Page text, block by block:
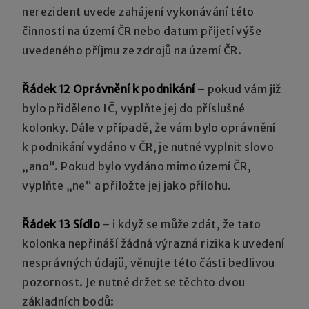
nerezident uvede zahájení vykonávání této
činnosti na území ČR nebo datum přijetí výše
uvedeného příjmu ze zdrojů na území ČR.
Řádek 12 Oprávnění k podnikání– pokud vám již
bylo přiděleno IČ, vyplňte jej do příslušné
kolonky. Dále v případě, že vám bylo oprávnění
k podnikání vydáno v ČR, je nutné vyplnit slovo
„ano“. Pokud bylo vydáno mimo území ČR,
vyplňte „ne“ a přiložte jej jako přílohu.
Řádek 13 Sídlo – i když se může zdát, že tato
kolonka nepřináší žádná výrazná rizika k uvedení
nesprávných údajů, věnujte této části bedlivou
pozornost. Je nutné držet se těchto dvou
základních bodů: